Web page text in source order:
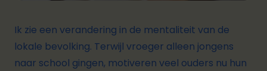
Ik zie een verandering in de mentaliteit van de
lokale bevolking. Terwijl vroeger alleen jongens
naar school gingen, motiveren veel ouders nu hun